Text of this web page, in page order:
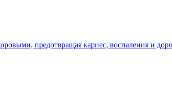
предотвращая кариес, воспаления и